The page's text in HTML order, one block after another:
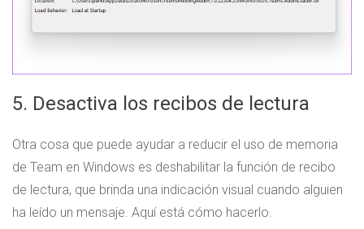
5. Desactiva los recibos de lectura
Otra cosa que puede ayudar a reducir el uso de memoria
de Team en Windows es deshabilitar la función de recibo
de lectura, que brinda una indicación visual cuando alguien
ha leído un mensaje. Aquí está cómo hacerlo.